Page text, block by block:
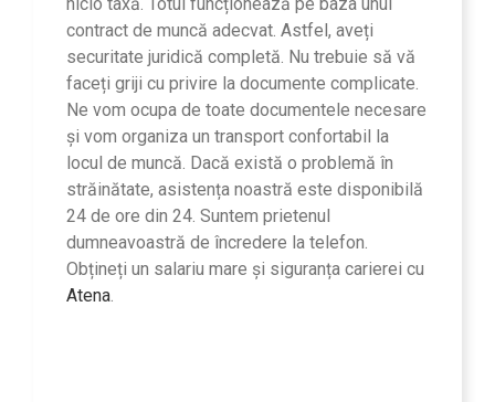
contract de muncă adecvat. Astfel, aveți
securitate juridică completă. Nu trebuie să vă
faceți griji cu privire la documente complicate.
Ne vom ocupa de toate documentele necesare
și vom organiza un transport confortabil la
locul de muncă. Dacă există o problemă în
străinătate, asistența noastră este disponibilă
24 de ore din 24. Suntem prietenul
dumneavoastră de încredere la telefon.
Obțineți un salariu mare și siguranța carierei cu
Atena.